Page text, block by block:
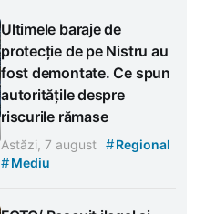
Ultimele baraje de
protecție de pe Nistru au
fost demontate. Ce spun
autoritățile despre
riscurile rămase
Astăzi, 7 august #Regional
#Mediu